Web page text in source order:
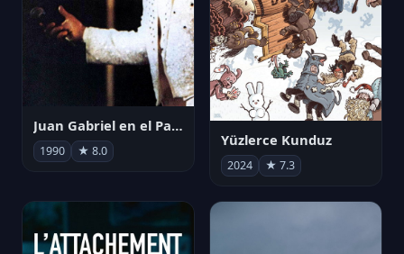
Juan Gabriel en el Palacio de Bellas Artes
1990 ★ 8.0
Yüzlerce Kunduz
2024 ★ 7.3